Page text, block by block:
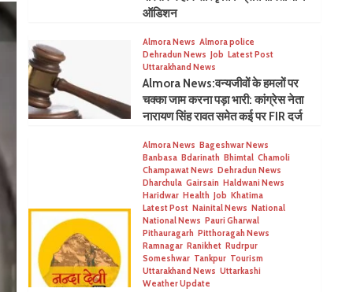
ऑडिशन
Almora News Almora police
Dehradun News Job Latest Post
Uttarakhand News
Almora News:वन्यजीवों के हमलों पर
चक्का जाम करना पड़ा भारी: कांग्रेस नेता
नारायण सिंह रावत समेत कई पर FIR दर्ज
Almora News Bageshwar News
Banbasa Bdarinath Bhimtal Chamoli
Champawat News Dehradun News
Dharchula Gairsain Haldwani News
Haridwar Health Job Khatima
Latest Post Nainital News National
National News Pauri Gharwal
Pithauragarh Pitthoragah News
Ramnagar Ranikhet Rudrpur
Someshwar Tankpur Tourism
Uttarakhand News Uttarkashi
Weather Update